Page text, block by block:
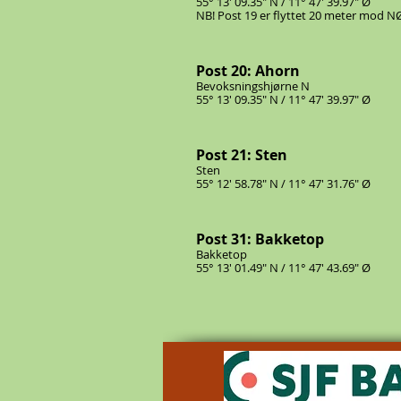
NB! Post 19 er flyttet 20 meter mod
Post 20: Ahorn
Bevoksningshjørne N
55° 13' 09.35" N / 11° 47' 39.97" Ø
Post 21: Sten
Sten
55° 12' 58.78" N / 11° 47' 31.76" Ø
Post 31: Bakketop
Bakketop
55° 13' 01.49" N / 11° 47' 43.69" Ø